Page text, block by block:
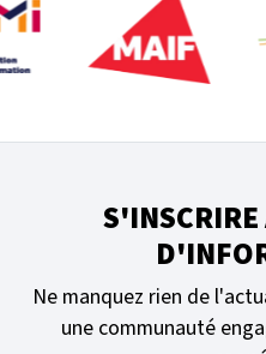
Ne manquez rien de
une communauté